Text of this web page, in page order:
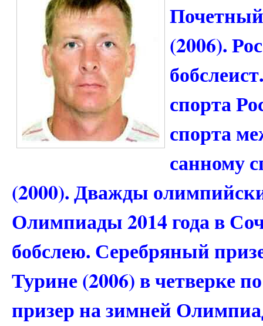
(2006).
спорта
спорта
санному
(2000). Дважды
Олимпиады 2014 года в
бобслею. Серебряный
Турине (2006) в четверке
призер на зимней